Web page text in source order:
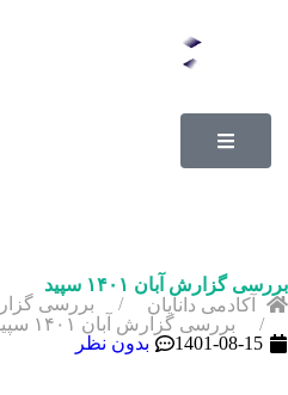
بررسی گزارش آبان ۱۴۰۱ سپید
آکادمی دانایان
بررسی
بررسی گزارش آبان ۱۴۰۱ سپید
1401-08-15
بدون نظر